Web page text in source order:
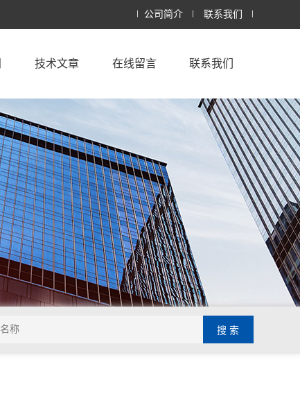
公司简介 联系我们
技术文章 在线留言 联系我们